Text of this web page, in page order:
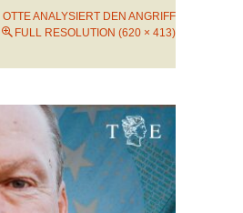
ANALYSIERT DEN ANGRIFF
FULL RESOLUTION (620 × 413)